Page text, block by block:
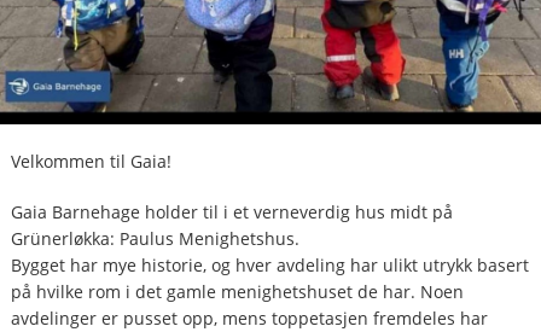
Velkommen til Gaia!
Gaia Barnehage holder til i et verneverdig hus midt på
Grünerløkka: Paulus Menighetshus.
Bygget har mye historie, og hver avdeling har ulikt utrykk basert
på hvilke rom i det gamle menighetshuset de har. Noen
avdelinger er pusset opp, mens toppetasjen fremdeles har